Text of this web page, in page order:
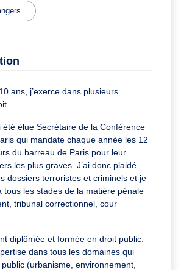
ans, j’exerce dans plusieurs
été élue Secrétaire de la Conférence
qui mandate chaque année les 12
du barreau de Paris pour leur
les plus graves. J’ai donc plaidé
dossiers terroristes et criminels et je
tous les stades de la matière pénale
tribunal correctionnel, cour
diplômée et formée en droit public.
dans tous les domaines qui
(urbanisme, environnement,